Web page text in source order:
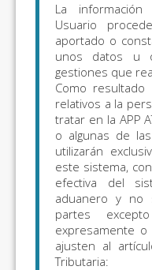
La
Usuario
aportado o
unos datos u
gestiones que
Como
relativos a la
tratar en la APP
o algunas de
utilizarán
este sistema,
efectiva del
aduanero y no
partes
expresamente
ajusten al
Tributaria: